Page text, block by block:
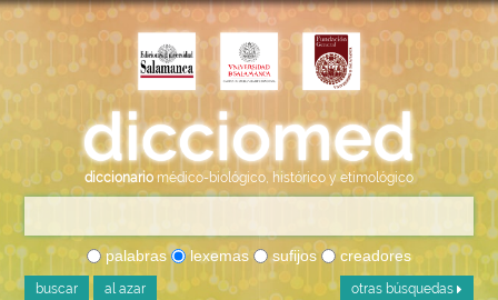
diccionario médico-biológico, histórico y etimológico
palabras lexemas sufijos creadores
buscar al azar otras búsquedas